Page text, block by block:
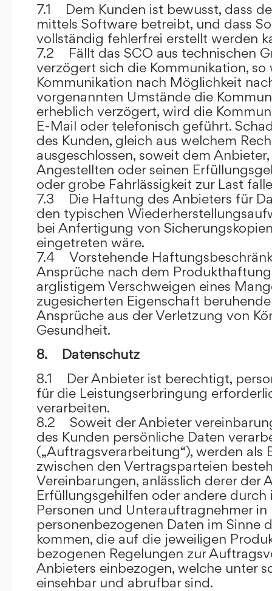
7.1 Dem Kunden ist bewusst, dass
mittels Software betreibt, und dass
vollständig fehlerfrei erstellt werden
7.2 Fällt das SCO aus technischen
verzögert sich die Kommunikation, so
Kommunikation nach Möglichkeit
vorgenannten Umstände die
erheblich verzögert, wird die
E-Mail oder telefonisch geführt.
des Kunden, gleich aus welchem
ausgeschlossen, soweit dem
Angestellten oder seinen
oder grobe Fahrlässigkeit zur Last
7.3 Die Haftung des Anbieters für
den typischen
bei Anfertigung von
eingetreten wäre.
7.4 Vorstehende
Ansprüche nach dem
arglistigem Verschweigen eines
zugesicherten Eigenschaft
Ansprüche aus der Verletzung von
Gesundheit.
8. Datenschutz
8.1 Der Anbieter ist berechtigt,
für die Leistungserbringung
verarbeiten.
8.2 Soweit der Anbieter
des Kunden persönliche Daten
(„Auftragsverarbeitung“), werden als
zwischen den Vertragsparteien
Vereinbarungen, anlässlich derer der
Erfüllungsgehilfen oder andere
Personen und Unterauftragnehmer
personenbezogenen Daten im Sinne
kommen, die auf die jeweiligen
bezogenen Regelungen zur
Anbieters einbezogen, welche unter
einsehbar und abrufbar sind.